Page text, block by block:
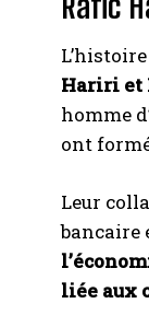
Hariri et
homme
ont
Leur
bancaire
liée aux